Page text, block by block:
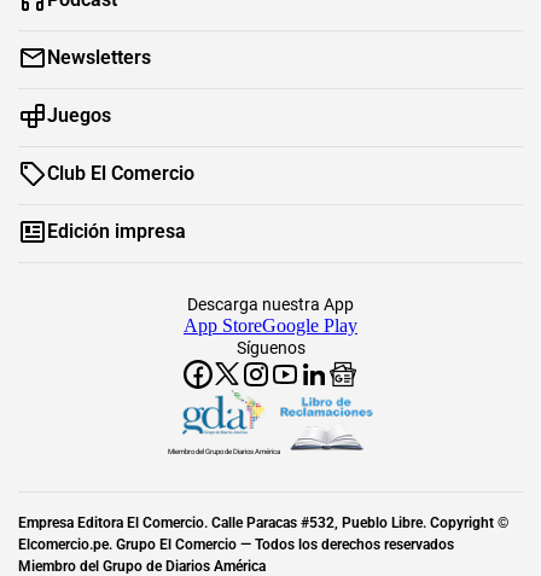
Newsletters
Juegos
Club El Comercio
Edición impresa
Síguenos
Descarga nuestra App
App StoreGoogle Play
Miembro del Grupo de Diarios América
Empresa Editora El Comercio. Calle Paracas #532, Pueblo Libre. Copyright ©
Elcomercio.pe. Grupo El Comercio — Todos los derechos reservados
Miembro del Grupo de Diarios América